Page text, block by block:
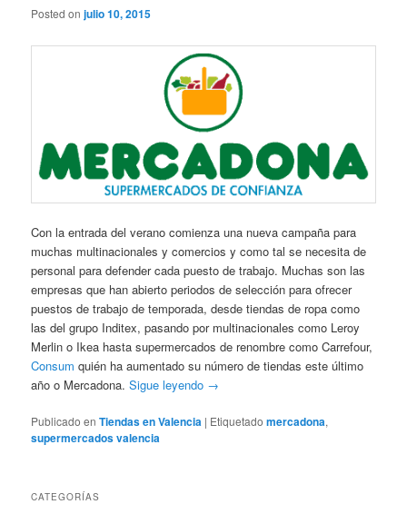
Posted onjulio 10, 2015
Con la entrada del verano comienza una nueva campaña para
muchas multinacionales y comercios y como tal se necesita de
personal para defender cada puesto de trabajo. Muchas son las
empresas que han abierto periodos de selección para ofrecer
puestos de trabajo de temporada, desde tiendas de ropa como
las del grupo Inditex, pasando por multinacionales como Leroy
Merlin o Ikea hasta supermercados de renombre como Carrefour,
Consum quién ha aumentado su número de tiendas este último
año o Mercadona.Sigue leyendo →
Publicado en Tiendas en Valencia | Etiquetado mercadona,
supermercados valencia
CATEGORÍAS